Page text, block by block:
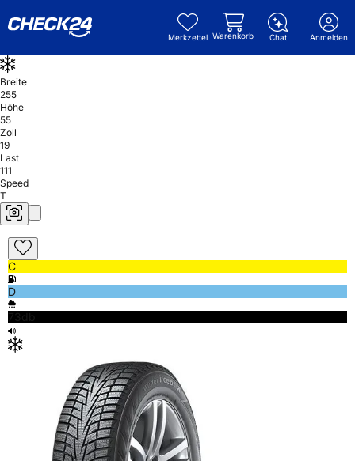
Merkzettel Warenkorb Chat Anmelden
Breite
255
Höhe
55
Zoll
19
Last
111
Speed
T
C
D
73db